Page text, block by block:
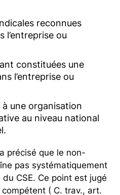
reconnues
l’entreprise ou
constituées une
l’entreprise ou
une organisation
au niveau national
précisé que le non-
pas systématiquement
du CSE. Ce point est jugé
( C. trav., art.